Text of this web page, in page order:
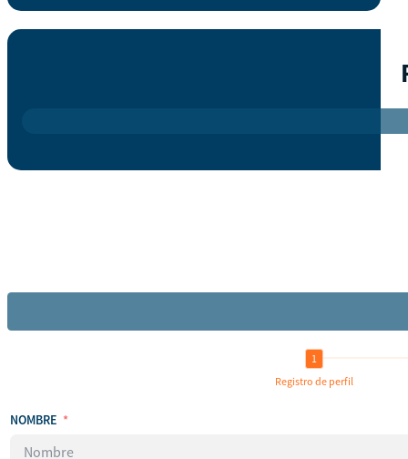
Registro de perfil
NOMBRE